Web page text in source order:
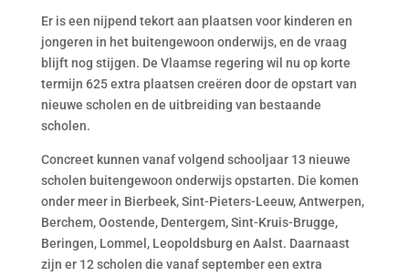
Er is een nijpend tekort aan plaatsen voor kinderen en
jongeren in het buitengewoon onderwijs, en de vraag
blijft nog stijgen. De Vlaamse regering wil nu op korte
termijn 625 extra plaatsen creëren door de opstart van
nieuwe scholen en de uitbreiding van bestaande
scholen.
Concreet kunnen vanaf volgend schooljaar 13 nieuwe
scholen buitengewoon onderwijs opstarten. Die komen
onder meer in Bierbeek, Sint-Pieters-Leeuw, Antwerpen,
Berchem, Oostende, Dentergem, Sint-Kruis-Brugge,
Beringen, Lommel, Leopoldsburg en Aalst. Daarnaast
zijn er 12 scholen die vanaf september een extra